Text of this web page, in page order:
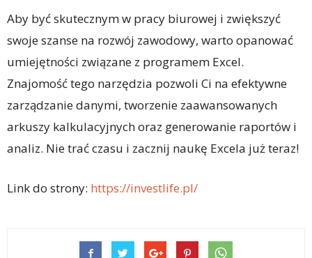
Aby być skutecznym w pracy biurowej i zwiększyć
swoje szanse na rozwój zawodowy, warto opanować
umiejętności związane z programem Excel.
Znajomość tego narzędzia pozwoli Ci na efektywne
zarządzanie danymi, tworzenie zaawansowanych
arkuszy kalkulacyjnych oraz generowanie raportów i
analiz. Nie trać czasu i zacznij naukę Excela już teraz!
Link do strony: https://investlife.pl/